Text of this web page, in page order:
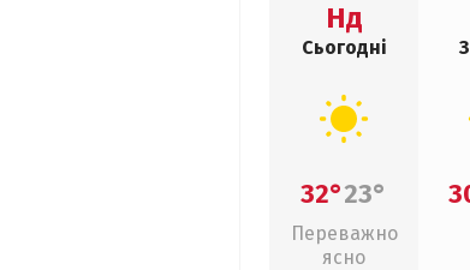
Нд
Сьогодні
32°23°
Переважно
ясно